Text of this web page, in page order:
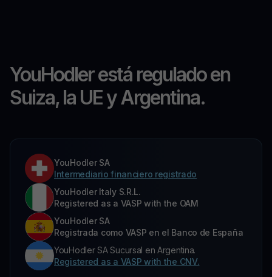
YouHodler está regulado en
Suiza, la UE y Argentina.
YouHodler SA
Intermediario financiero registrado
YouHodler Italy S.R.L.
Registered as a VASP with the OAM
YouHodler SA
Registrada como VASP en el Banco de España
YouHodler SA Sucursal en Argentina.
Registered as a VASP with the CNV.